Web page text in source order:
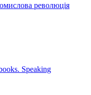
революція
Speaking